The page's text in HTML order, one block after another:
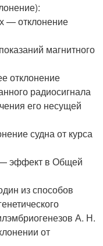
— отклонение
магнитного
отклонение
радиосигнала
его несущей
судна от курса
— эффект в Общей
из способов
А. Н.
от